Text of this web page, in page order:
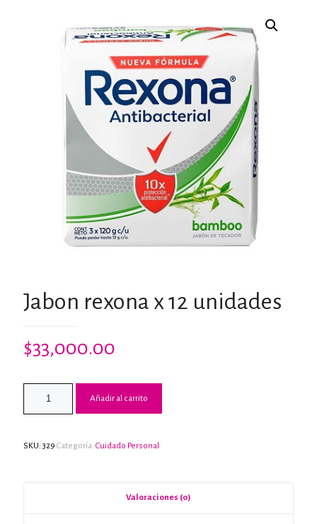
Jabon rexona x 12 unidades
$33,000.00
Añadir al carrito
SKU: 329 Categoría: Cuidado Personal
Valoraciones (0)